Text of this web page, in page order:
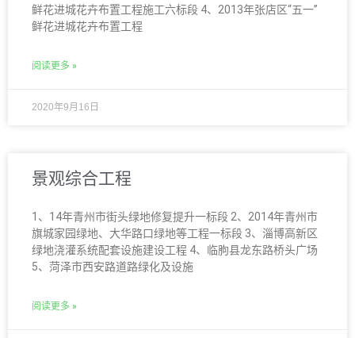
鲜花进城花卉布置工程施工六标段 4、2013年张店区“五一”
鲜花进城花卉布置工程
阅读更多 »
2020年9月16日
景观综合工程
1、14年青州市街头绿地修复提升一标段 2、2014年青州市
旗城家园绿地、大华路口绿地等工程一标段 3、淄博高新区
绿地浇灌系统配套设施建设工程 4、临朐县龙东路桥头广场
5、菏泽市西安路道路绿化及设施
阅读更多 »